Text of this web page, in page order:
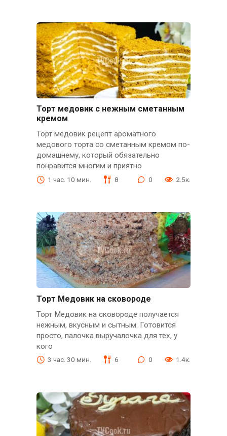
Торт медовик с нежным сметанным
кремом
Торт медовик рецепт ароматного
медового торта со сметанным кремом по-
домашнему, который обязательно
понравится многим и приятно
1 час. 10 мин. 8 0 2.5к.
Торт Медовик на сковороде
Торт Медовик на сковороде получается
нежным, вкусным и сытным. Готовится
просто, палочка выручалочка для тех, у
кого
3 час. 30 мин. 6 0 1.4к.